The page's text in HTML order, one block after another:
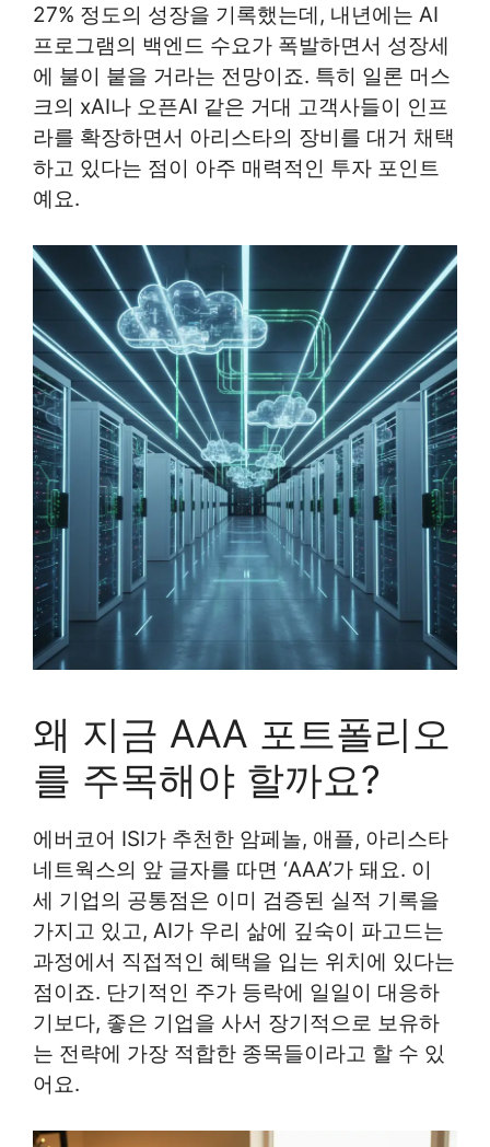
27% 정도의 성장을 기록했는데, 내년에는 AI
프로그램의 백엔드 수요가 폭발하면서 성장세
에 불이 붙을 거라는 전망이죠. 특히 일론 머스
크의 xAI나 오픈AI 같은 거대 고객사들이 인프
라를 확장하면서 아리스타의 장비를 대거 채택
하고 있다는 점이 아주 매력적인 투자 포인트
예요.
왜 지금 AAA 포트폴리오
를 주목해야 할까요?
에버코어 ISI가 추천한 암페놀, 애플, 아리스타
네트웍스의 앞 글자를 따면 ‘AAA’가 돼요. 이
세 기업의 공통점은 이미 검증된 실적 기록을
가지고 있고, AI가 우리 삶에 깊숙이 파고드는
과정에서 직접적인 혜택을 입는 위치에 있다는
점이죠. 단기적인 주가 등락에 일일이 대응하
기보다, 좋은 기업을 사서 장기적으로 보유하
는 전략에 가장 적합한 종목들이라고 할 수 있
어요.